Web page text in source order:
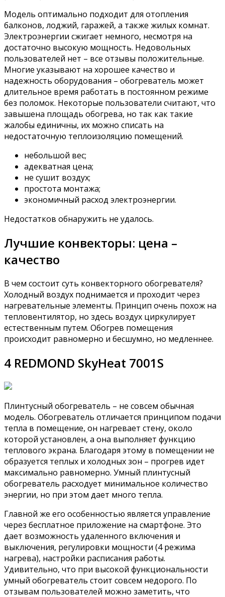
Модель оптимально подходит для отопления
балконов, лоджий, гаражей, а также жилых комнат.
Электроэнергии сжигает немного, несмотря на
достаточно высокую мощность. Недовольных
пользователей нет – все отзывы положительные.
Многие указывают на хорошее качество и
надежность оборудования – обогреватель может
длительное время работать в постоянном режиме
без поломок. Некоторые пользователи считают, что
завышена площадь обогрева, но так как такие
жалобы единичны, их можно списать на
недостаточную теплоизоляцию помещений.
небольшой вес;
адекватная цена;
не сушит воздух;
простота монтажа;
экономичный расход электроэнергии.
Недостатков обнаружить не удалось.
Лучшие конвекторы: цена –
качество
В чем состоит суть конвекторного обогревателя?
Холодный воздух поднимается и проходит через
нагревательные элементы. Принцип очень похож на
тепловентилятор, но здесь воздух циркулирует
естественным путем. Обогрев помещения
происходит равномерно и бесшумно, но медленнее.
4 REDMOND SkyHeat 7001S
Плинтусный обогреватель – не совсем обычная
модель. Обогреватель отличается принципом подачи
тепла в помещение, он нагревает стену, около
которой установлен, а она выполняет функцию
теплового экрана. Благодаря этому в помещении не
образуется теплых и холодных зон – прогрев идет
максимально равномерно. Умный плинтусный
обогреватель расходует минимальное количество
энергии, но при этом дает много тепла.
Главной же его особенностью является управление
через бесплатное приложение на смартфоне. Это
дает возможность удаленного включения и
выключения, регулировки мощности (4 режима
нагрева), настройки расписания работы.
Удивительно, что при высокой функциональности
умный обогреватель стоит совсем недорого. По
отзывам пользователей можно заметить, что